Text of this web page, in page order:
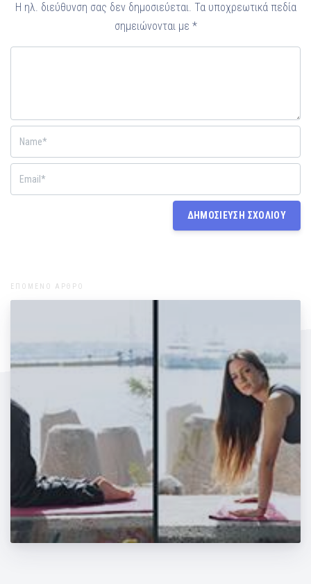
Η ηλ. διεύθυνση σας δεν δημοσιεύεται. Τα υποχρεωτικά πεδία
σημειώνονται με *
ΕΠΟΜΕΝΟ ΑΡΘΡΟ
Βασικές ασκήσεις Pilates για ενδυνάμωση
των μυών.